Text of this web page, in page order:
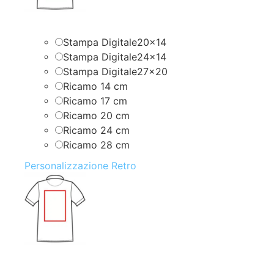
Stampa Digitale20x14
Stampa Digitale24x14
Stampa Digitale27x20
Ricamo 14 cm
Ricamo 17 cm
Ricamo 20 cm
Ricamo 24 cm
Ricamo 28 cm
Personalizzazione Retro